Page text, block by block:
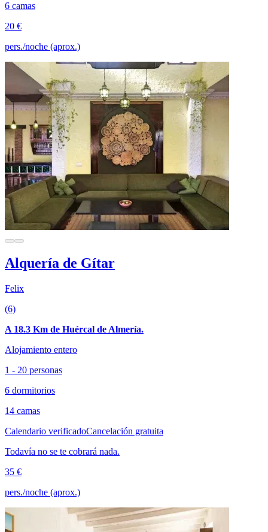
6 camas
20 €
pers./noche (aprox.)
Alquería de Gítar
Felix
(6)
A 18.3 Km de Huércal de Almería.
Alojamiento entero
1 - 20 personas
6 dormitorios
14 camas
Calendario verificadoCancelación gratuita
Todavía no se te cobrará nada.
35 €
pers./noche (aprox.)